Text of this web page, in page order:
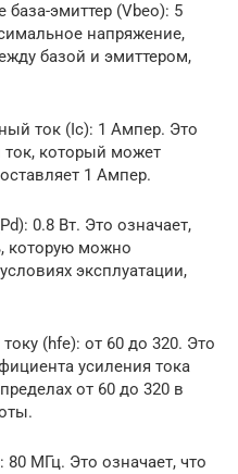
эмиттер (Vbeo): 5
напряжение,
базой и эмиттером,
ток (Ic): 1 Ампер. Это
который может
1 Ампер.
0.8 Вт. Это означает,
которую можно
эксплуатации,
(hfe): от 60 до 320. Это
усиления тока
от 60 до 320 в
МГц. Это означает, что